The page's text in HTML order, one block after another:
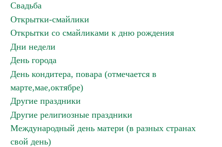
Свадьба
Открытки-смайлики
Открытки со смайликами к дню рождения
Дни недели
День города
День кондитера, повара (отмечается в
марте,мае,октябре)
Другие праздники
Другие религиозные праздники
Международный день матери (в разных странах
свой день)